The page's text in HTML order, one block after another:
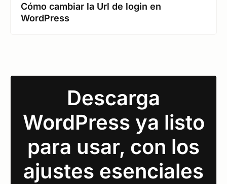
Cómo cambiar la Url de login en
WordPress
Descarga
WordPress ya listo
para usar, con los
ajustes esenciales